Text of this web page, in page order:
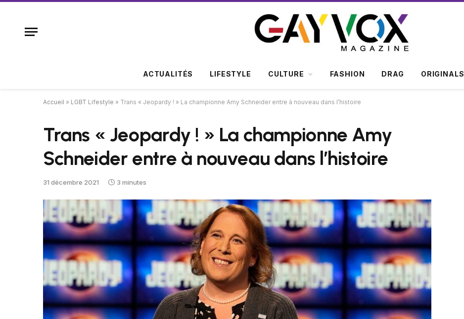
ACTUALITÉS LIFESTYLE CULTURE FASHION DRAG ORIGINALS
Accueil » LGBT Lifestyle » Trans « Jeopardy ! » La championne Amy Schneider entre à nouveau dans l’histoire
Trans « Jeopardy ! » La championne Amy
Schneider entre à nouveau dans l’histoire
31 décembre 2021 3 minutes